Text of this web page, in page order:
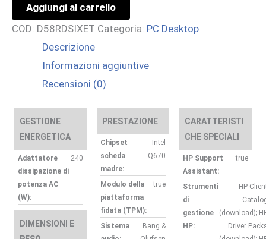
14700
quantità
Aggiungi al carrello
COD: D58RDSIXET Categoria: PC Desktop
Descrizione
Informazioni aggiuntive
Recensioni (0)
GESTIONE
ENERGETICA
Adattatore
dissipazione di
potenza AC
(W):
240
DIMENSIONI E
PRESTAZIONE
Chipset
scheda
madre:
Intel
Q670
Modulo della
piattaforma
fidata (TPM):
true
Sistema
Bang &
CARATTERISTI
CHE SPECIALI
HP Support
Assistant:
true
Strumenti
di
gestione
HP:
HP
(download);
Driver